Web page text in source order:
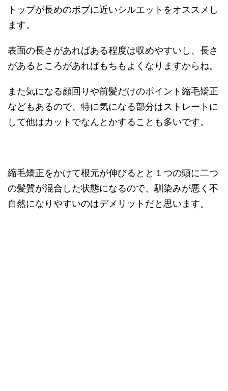
トップが長めのボブに近いシルエットをオススメし
ます。
表面の長さがあればある程度は収めやすいし、長さ
があるところがあればもちもよくなりますからね。
また気になる顔回りや前髪だけのポイント縮毛矯正
などもあるので、特に気になる部分はストレートに
して他はカットでなんとかすることも多いです。
縮毛矯正をかけて根元が伸びるとと１つの頭に二つ
の髪質が混合した状態になるので、馴染みが悪く不
自然になりやすいのはデメリットだと思います。